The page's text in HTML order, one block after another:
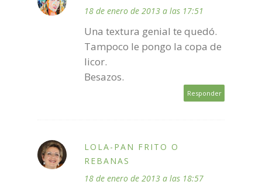
18 de enero de 2013 a las 17:51
Una textura genial te quedó.
Tampoco le pongo la copa de
licor.
Besazos.
Responder
LOLA-PAN FRITO O
REBANAS
18 de enero de 2013 a las 18:57